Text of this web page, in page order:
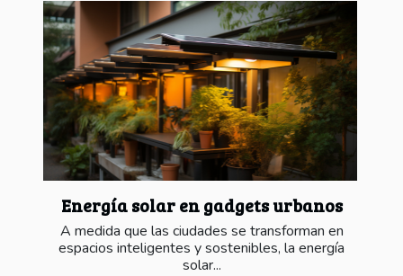
Energía solar en gadgets urbanos
A medida que las ciudades se transforman en
espacios inteligentes y sostenibles, la energía
solar...